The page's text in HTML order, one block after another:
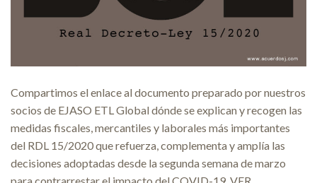
Compartimos el enlace al documento preparado por nuestros
socios de EJASO ETL Global dónde se explican y recogen las
medidas fiscales, mercantiles y laborales más importantes
del RDL 15/2020 que refuerza, complementa y amplía las
decisiones adoptadas desde la segunda semana de marzo